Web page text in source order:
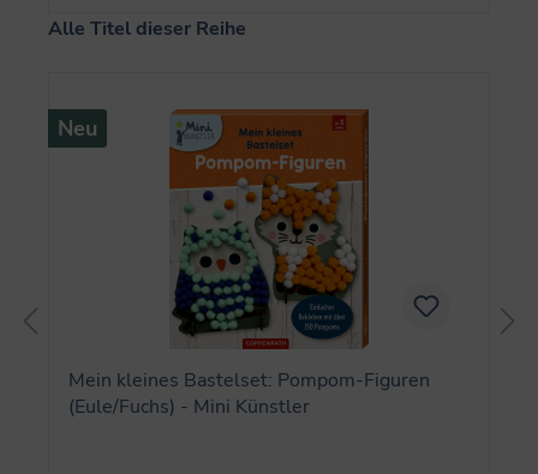
Produktgalerie überspringen
Alle Titel dieser Reihe
Neu
Mein kleines Bastelset: Pompom-Figuren
(Eule/Fuchs) - Mini Künstler